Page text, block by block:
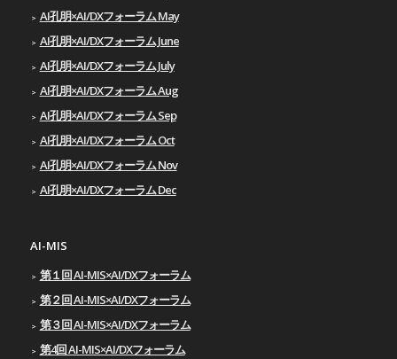
AI孔明×AI/DXフォーラム May
AI孔明×AI/DXフォーラム June
AI孔明×AI/DXフォーラム July
AI孔明×AI/DXフォーラム Aug
AI孔明×AI/DXフォーラム Sep
AI孔明×AI/DXフォーラム Oct
AI孔明×AI/DXフォーラム Nov
AI孔明×AI/DXフォーラム Dec
AI-MIS
第１回 AI-MIS×AI/DXフォーラム
第２回 AI-MIS×AI/DXフォーラム
第３回 AI-MIS×AI/DXフォーラム
第4回 AI-MIS×AI/DXフォーラム